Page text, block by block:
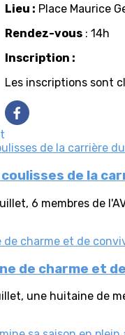
Lieu : Place Maurice
Rendez-vous : 14h
Inscription :
Les inscriptions sont
de la
6 membres de
de charme et
une huitaine de